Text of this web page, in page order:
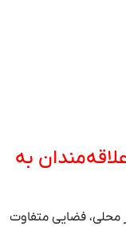
به
محلی، فضایی متفاوت